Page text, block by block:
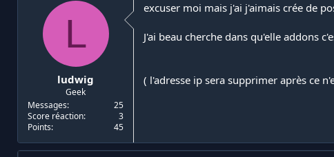
L
ludwig
Geek
Messages
25
Score réaction
3
Points
45
excuser moi mais j'ai j'aimais crée de
J'ai beau cherche dans qu'elle addons
( l'adresse ip sera supprimer après ce